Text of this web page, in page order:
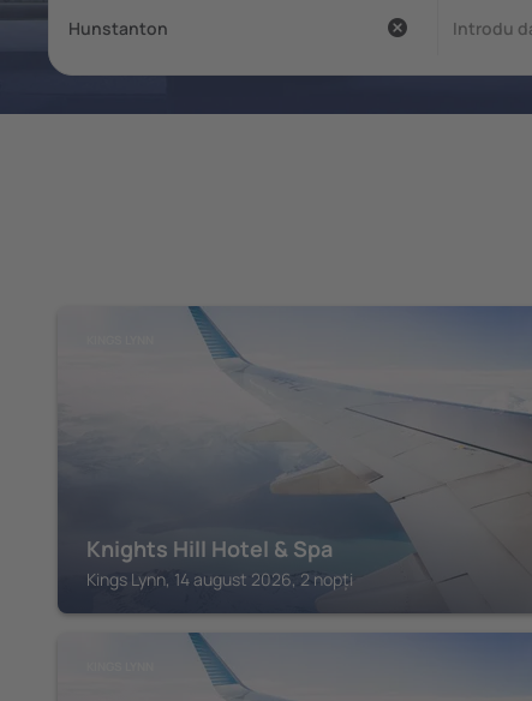
Knights Hill Hotel & Spa
Kings Lynn, 14 august 2026, 2 nopți